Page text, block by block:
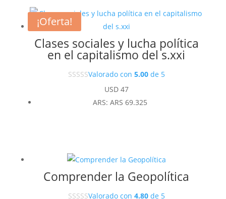
Clases sociales y lucha política
en el capitalismo del s.xxi
Valorado con 5.00de 5
USD47
ARS: ARS 69.325
Comprender la Geopolítica
Valorado con 4.80de 5
¡Oferta!